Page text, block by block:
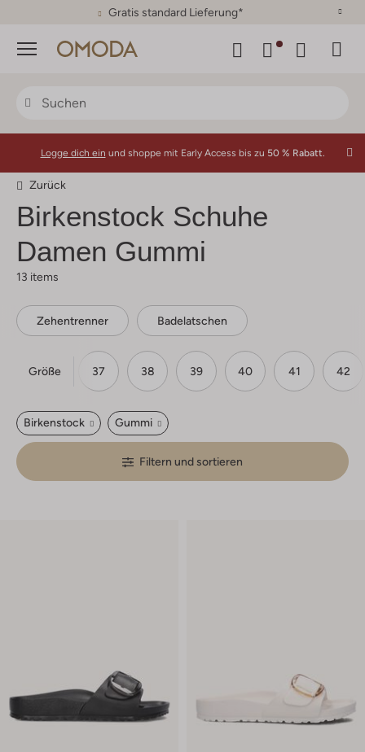
30 Tage Rückgaberecht
Menü
Logge dich ein und shoppe mit Early Access bis zu 50 % Rabatt.
Zurück
Birkenstock Schuhe
Damen Gummi
13 items
Zehentrenner Badelatschen
Größe
36 37 38 39 40 41 42
Birkenstock Gummi
Filtern und sortieren